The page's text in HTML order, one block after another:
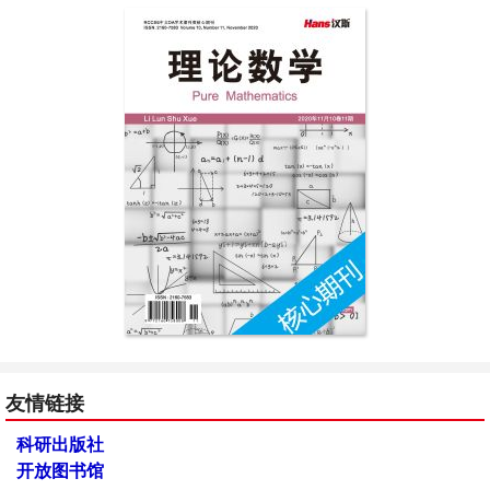
友情链接
科研出版社
开放图书馆